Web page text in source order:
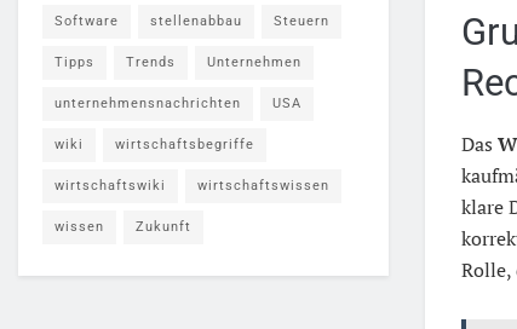
Das
klare
Rolle,
Software stellenabbau Steuern
Tipps Trends Unternehmen
unternehmensnachrichten USA
wiki wirtschaftsbegriffe
wirtschaftswiki wirtschaftswissen
wissen Zukunft